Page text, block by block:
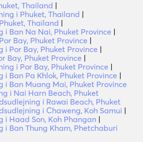
Thailand |
i Phuket, Thailand |
Thailand |
i Ban Na Nai, Phuket Province |
Bay, Phuket Province |
i Por Bay, Phuket Province |
Bay, Phuket Province |
i Por Bay, Phuket Province |
i Ban Pa Khlok, Phuket Province |
i Ban Muang Mai, Phuket Province
i Nai Harn Beach, Phuket
i Rawai Beach, Phuket
i Chaweng, Koh Samui |
i Haad Son, Koh Phangan |
i Ban Thung Kham, Phetchaburi